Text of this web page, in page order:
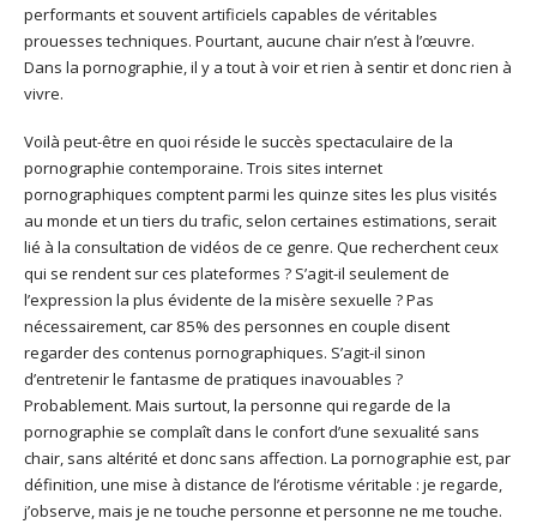
performants et souvent artificiels capables de véritables
prouesses techniques. Pourtant, aucune chair n’est à l’œuvre.
Dans la pornographie, il y a tout à voir et rien à sentir et donc rien à
vivre.
Voilà peut-être en quoi réside le succès spectaculaire de la
pornographie contemporaine. Trois sites internet
pornographiques comptent parmi les quinze sites les plus visités
au monde et un tiers du trafic, selon certaines estimations, serait
lié à la consultation de vidéos de ce genre. Que recherchent ceux
qui se rendent sur ces plateformes ? S’agit-il seulement de
l’expression la plus évidente de la misère sexuelle ? Pas
nécessairement, car 85% des personnes en couple disent
regarder des contenus pornographiques. S’agit-il sinon
d’entretenir le fantasme de pratiques inavouables ?
Probablement. Mais surtout, la personne qui regarde de la
pornographie se complaît dans le confort d’une sexualité sans
chair, sans altérité et donc sans affection. La pornographie est, par
définition, une mise à distance de l’érotisme véritable : je regarde,
j’observe, mais je ne touche personne et personne ne me touche.